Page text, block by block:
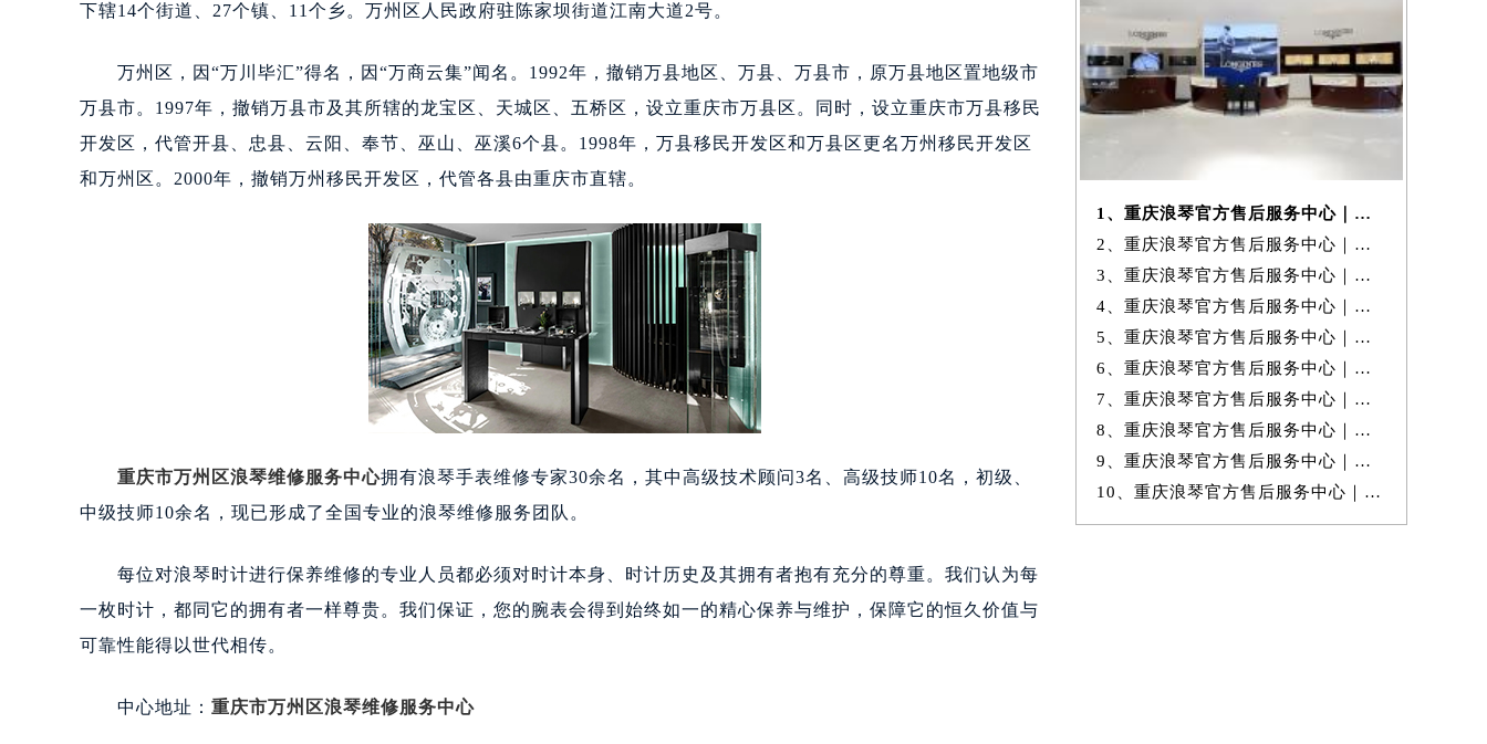
下辖14个街道、27个镇、11个乡。万州区人民政府驻陈家坝街道江南大道2号。
万州区，因“万川毕汇”得名，因“万商云集”闻名。1992年，撤销万县地区、万县、万县市，原万县地区置地级市
万县市。1997年，撤销万县市及其所辖的龙宝区、天城区、五桥区，设立重庆市万县区。同时，设立重庆市万县移民
开发区，代管开县、忠县、云阳、奉节、巫山、巫溪6个县。1998年，万县移民开发区和万县区更名万州移民开发区
和万州区。2000年，撤销万州移民开发区，代管各县由重庆市直辖。
重庆市万州区浪琴维修服务中心拥有浪琴手表维修专家30余名，其中高级技术顾问3名、高级技师10名，初级、
中级技师10余名，现已形成了全国专业的浪琴维修服务团队。
每位对浪琴时计进行保养维修的专业人员都必须对时计本身、时计历史及其拥有者抱有充分的尊重。我们认为每
一枚时计，都同它的拥有者一样尊贵。我们保证，您的腕表会得到始终如一的精心保养与维护，保障它的恒久价值与
可靠性能得以世代相传。
中心地址： 重庆市万州区浪琴维修服务中心
1、重庆浪琴官方售后服务中心｜维修地址与客服电话权威信息公示（2026年
2、重庆浪琴官方售后服务中心｜最新地址及官方客服热线权威信息公示（20
3、重庆浪琴官方售后服务中心｜网点地址与官方售后电话权威信息公示（20
4、重庆浪琴官方售后服务中心｜热线电话及网点地址权威信息公示（2026年
5、重庆浪琴官方售后服务中心｜全新官方地址与24小时热线权威信息公示
6、重庆浪琴官方售后服务中心｜最新维修地址与官方电话权威信息公示（20
7、重庆浪琴官方售后服务中心｜最新地址与官方维修热线权威信息公示（20
8、重庆浪琴官方售后服务中心｜最新电话和官方售后热线权威信息公示（20
9、重庆浪琴官方售后服务中心｜最新热线和全部维修地址权威信息公示（20
10、重庆浪琴官方售后服务中心｜服务电话及详细地址权威信息公示（2026年